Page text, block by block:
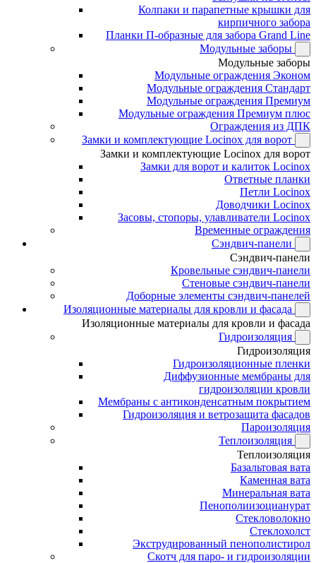
Колпаки и парапетные крышки для
кирпичного забора
Планки П-образные для забора Grand Line
Модульные заборы
Модульные заборы
Модульные ограждения Эконом
Модульные ограждения Стандарт
Модульные ограждения Премиум
Модульные ограждения Премиум плюс
Ограждения из ДПК
Замки и комплектующие Locinox для ворот
Замки и комплектующие Locinox для ворот
Замки для ворот и калиток Locinox
Ответные планки
Петли Locinox
Доводчики Locinox
Засовы, стопоры, улавливатели Locinox
Временные ограждения
Сэндвич-панели
Сэндвич-панели
Кровельные сэндвич-панели
Стеновые сэндвич-панели
Доборные элементы сэндвич-панелей
Изоляционные материалы для кровли и фасада
Изоляционные материалы для кровли и фасада
Гидроизоляция
Гидроизоляция
Гидроизоляционные пленки
Диффузионные мембраны для
гидроизоляции кровли
Мембраны с антиконденсатным покрытием
Гидроизоляция и ветрозащита фасадов
Пароизоляция
Теплоизоляция
Теплоизоляция
Базальтовая вата
Каменная вата
Минеральная вата
Пенополиизоцианурат
Стекловолокно
Стеклохолст
Экструдированный пенополистирол
Скотч для паро- и гидроизоляции